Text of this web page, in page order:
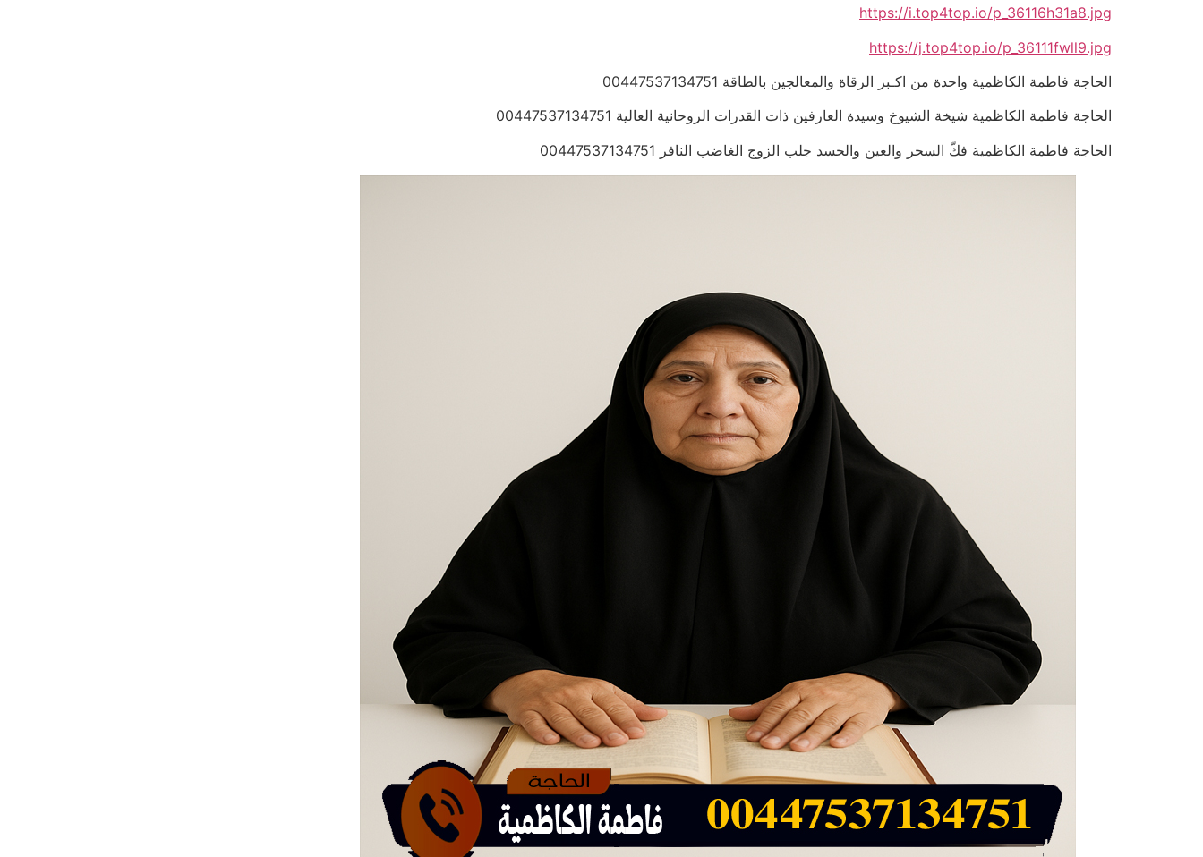
https://i.top4top.io/p_36116h31a8.jpg
https://j.top4top.io/p_36111fwll9.jpg
الحاجة فاطمة الكاظمية واحدة من اكـبر الرقاة والمعالجين بالطاقة 00447537134751
الحاجة فاطمة الكاظمية شيخة الشيوخ وسيدة العارفين ذات القدرات الروحانية العالية 00447537134751
الحاجة فاطمة الكاظمية فكّ السحر والعين والحسد جلب الزوج الغاضب النافر 00447537134751